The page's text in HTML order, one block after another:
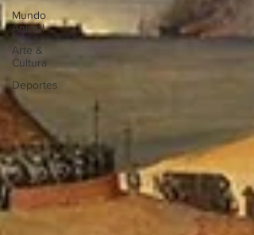
Mundo
Animal
Arte &
Cultura
Deportes